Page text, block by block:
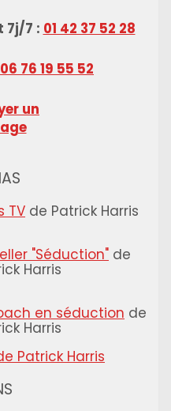
7j/7 : 01 42 37 52 28
06 76 19 55 52
un
TV de Patrick Harris
"Séduction" de
Harris
en séduction de
Harris
Patrick Harris